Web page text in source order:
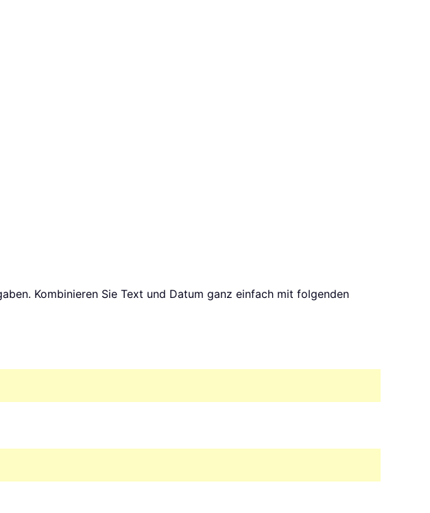
Kombinieren Sie Text und Datum ganz einfach mit folgenden